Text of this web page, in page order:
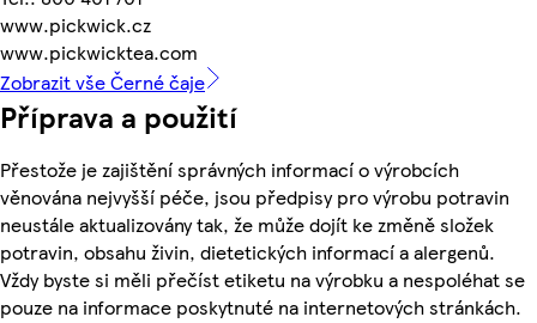
www.pickwick.cz
www.pickwicktea.com
Zobrazit vše Černé čaje
Příprava a použití
Přestože je zajištění správných informací o výrobcích
věnována nejvyšší péče, jsou předpisy pro výrobu potravin
neustále aktualizovány tak, že může dojít ke změně složek
potravin, obsahu živin, dietetických informací a alergenů.
Vždy byste si měli přečíst etiketu na výrobku a nespoléhat se
pouze na informace poskytnuté na internetových stránkách.